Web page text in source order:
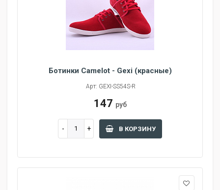
Ботинки Camelot - Gexi (красные)
Арт: GEXI-SS54S-R
147 руб
В КОРЗИНУ